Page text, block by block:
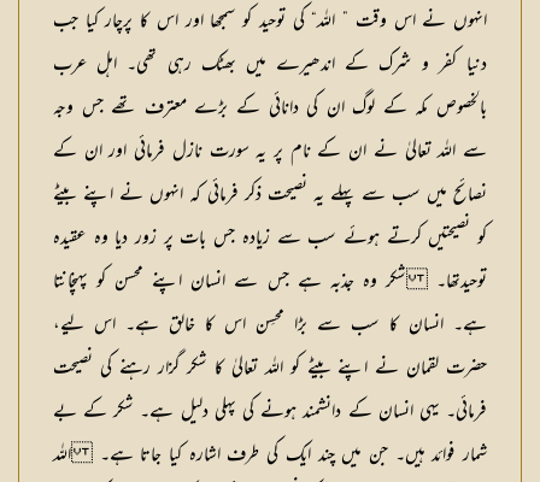
انہوں نے اس وقت ” اللہ“ کی توحید کو سمجھا اور اس کا پرچار کیا جب
دنیا کفر و شرک کے اندھیرے میں بھٹک رہی تھی۔ اہل عرب
بالخصوص مکہ کے لوگ ان کی دانائی کے بڑے معترف تھے جس وجہ
سے اللہ تعالیٰ نے ان کے نام پر یہ سورت نازل فرمائی اور ان کے
نصائح میں سب سے پہلے یہ نصیحت ذکر فرمائی کہ انہوں نے اپنے بیٹے
کو نصیحتیں کرتے ہوئے سب سے زیادہ جس بات پر زور دیا وہ عقیدہ
توحیدتھا۔ شکر وہ جذبہ ہے جس سے انسان اپنے محسن کو پہنچانتا
ہے۔ انسان کا سب سے بڑا محسِن اس کا خالق ہے۔ اس لیے،
حضرت لقمان نے اپنے بیٹے کو اللہ تعالیٰ کا شکر گزار رہنے کی نصیحت
فرمائی۔ یہی انسان کے دانشمند ہونے کی پہلی دلیل ہے۔ شکر کے بے
شمار فوائد ہیں۔ جن میں چند ایک کی طرف اشارہ کیا جاتا ہے۔ اللہ